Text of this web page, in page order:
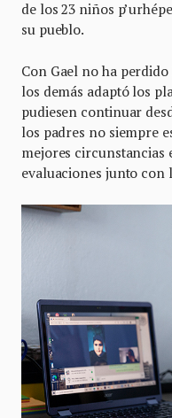
de los 23 niños
su pueblo.
Con Gael no ha
los demás adaptó los
pudiesen continuar
los padres no siempre
mejores circunstancias
evaluaciones junto con